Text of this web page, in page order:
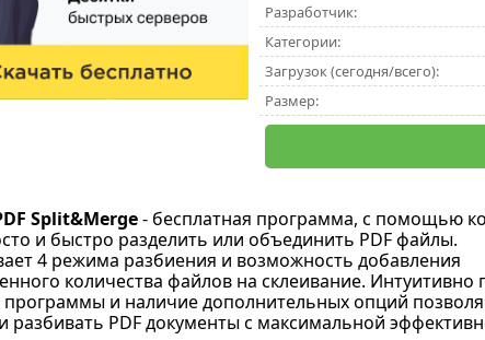
Разработчик:
Категории:
Загрузок (сегодня/всего):
Размер:
Split&Merge- бесплатная программа, с помощью
и быстро разделить или объединить PDF файлы.
4 режима разбиения и возможность добавления
количества файлов на склеивание. Интуитивно
программы и наличие дополнительных опций
разбивать PDF документы с максимальной